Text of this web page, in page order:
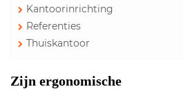
Kantoorinrichting
Referenties
Thuiskantoor
Zijn ergonomische